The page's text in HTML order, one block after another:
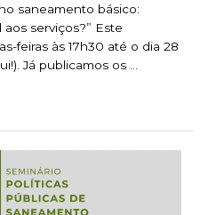
saneamento básico:
serviços?” Este
feiras às 17h30 até o dia 28
Já publicamos os …